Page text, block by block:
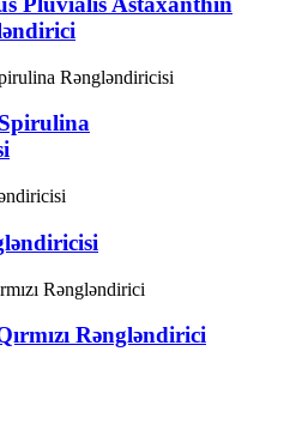
Rəngləndirici